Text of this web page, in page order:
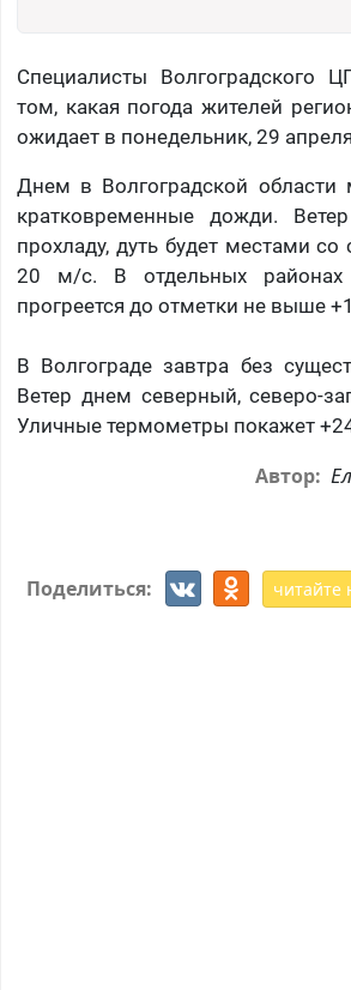
Специалисты Волгоградского
том, какая погода жителей
ожидает в понедельник, 29
Днем в Волгоградской области
кратковременные дожди.
прохладу, дуть будет местами
20 м/с. В отдельных районах
прогреется до отметки не выше
В Волгограде завтра без
Ветер днем северный, северо-
Уличные термометры покажет
Автор:
Поделиться: читайте